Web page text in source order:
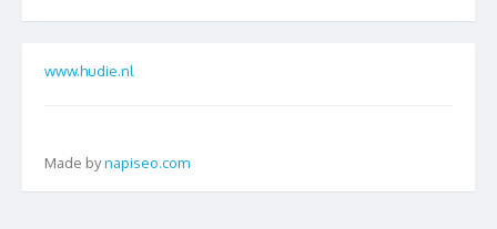
www.hudie.nl
Made bynapiseo.com